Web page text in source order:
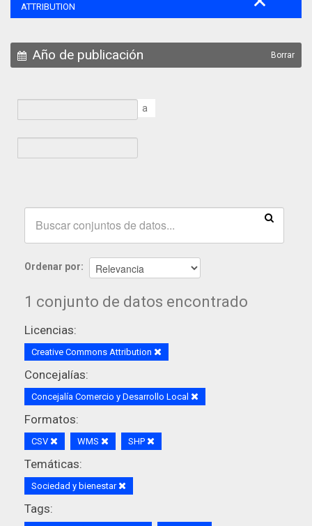
ATTRIBUTION
Año de publicación Borrar
a
Ordenar por
1 conjunto de datos encontrado
Licencias:
Creative Commons Attribution
Concejalías:
Concejalía Comercio y Desarrollo Local
Formatos:
CSV WMS SHP
Temáticas:
Sociedad y bienestar
Tags: